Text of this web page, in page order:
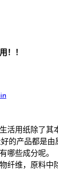
！！
活用纸除了
的产品都是
哪些成分呢。
维，原料中除